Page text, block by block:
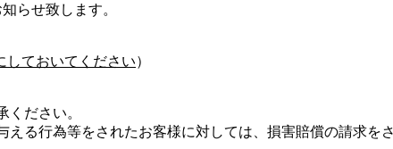
らせ致します。
しておいてください）
ださい。
る行為等をされたお客様に対しては、損害賠償の請求を